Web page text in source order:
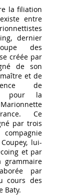
la filiation
entre
dernier
des
créée par
de son
et de
de
pour la
Ce
par trois
lui-
et par
grammaire
par
cours des
Baty.